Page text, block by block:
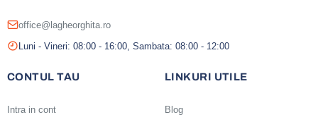
office@lagheorghita.ro
Luni - Vineri: 08:00 - 16:00, Sambata: 08:00 - 12:00
CONTUL TAU
Intra in cont
LINKURI UTILE
Blog